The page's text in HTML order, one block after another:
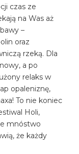
czas ze
na Was aż
–
oraz
rzeką. Dla
a po
relaks w
opaleniznę,
To nie koniec
Holi,
mnóstwo
że każdy